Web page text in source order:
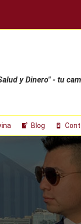
y Dinero" - tu
Blog